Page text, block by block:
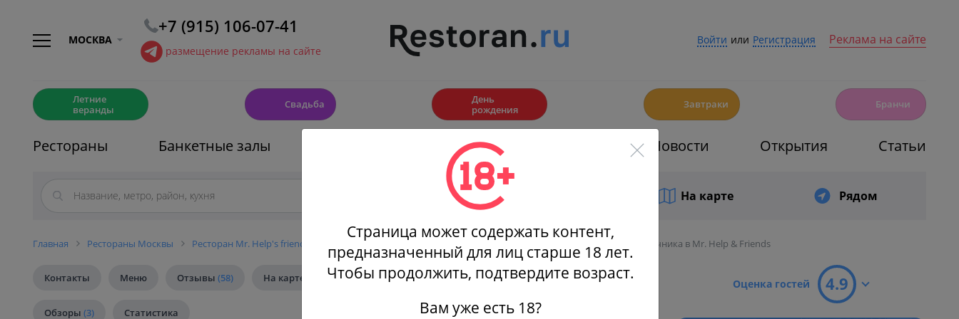
МОСКВА
+7 (915) 106-07-41
размещение рекламы на сайте
Войти или Регистрация Реклама на сайте
Летние
веранды
Свадьба
День
рождения
Завтраки Бранчи
Рестораны Банкетные залы Афиши Новости Открытия Статьи
На карте Рядом
Главная Рестораны Москвы Ресторан Mr. Help's friends Скидки в ресторане Mr. Help's friends -20% скидки на проведение девичника в Mr. Help & Friends
Контакты Меню Отзывы (58) На карте События (1) Афиша (1) Скидки(3) Новости(14)
Обзоры (3) Статистика
Страница может содержать контент,
предназначенный для лиц старше 18 лет.
Чтобы продолжить, подтвердите возраст.
Вам уже есть 18?
Оценка гостей 4.9